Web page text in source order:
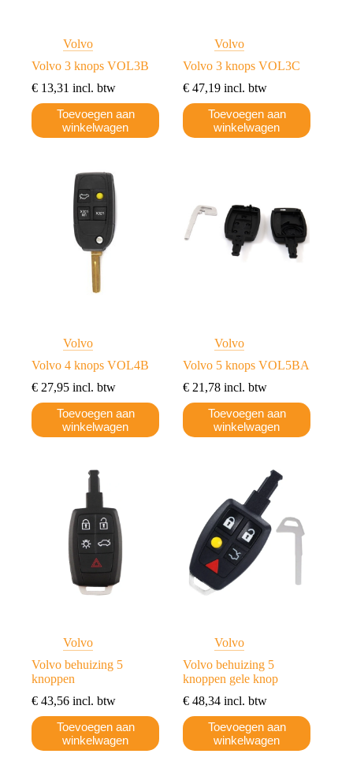
Volvo
Volvo 3 knops VOL3B
€ 13,31 incl. btw
Toevoegen aan
winkelwagen
Volvo
Volvo 3 knops VOL3C
€ 47,19 incl. btw
Toevoegen aan
winkelwagen
Volvo
Volvo 4 knops VOL4B
€ 27,95 incl. btw
Toevoegen aan
winkelwagen
Volvo
Volvo 5 knops VOL5BA
€ 21,78 incl. btw
Toevoegen aan
winkelwagen
Volvo
Volvo behuizing 5
knoppen
€ 43,56 incl. btw
Toevoegen aan
winkelwagen
Volvo
Volvo behuizing 5
knoppen gele knop
€ 48,34 incl. btw
Toevoegen aan
winkelwagen